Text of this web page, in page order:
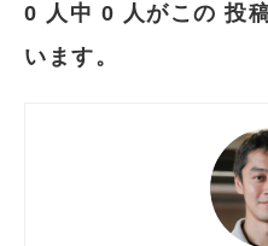
0 人中 0 人がこの 投
います。